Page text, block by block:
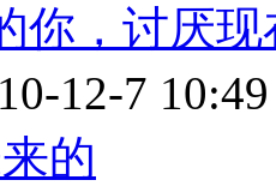
你，讨厌
12-7 10:49